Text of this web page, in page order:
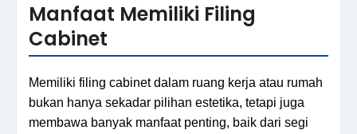
Manfaat Memiliki Filing
Cabinet
Memiliki filing cabinet dalam ruang kerja atau rumah
bukan hanya sekadar pilihan estetika, tetapi juga
membawa banyak manfaat penting, baik dari segi